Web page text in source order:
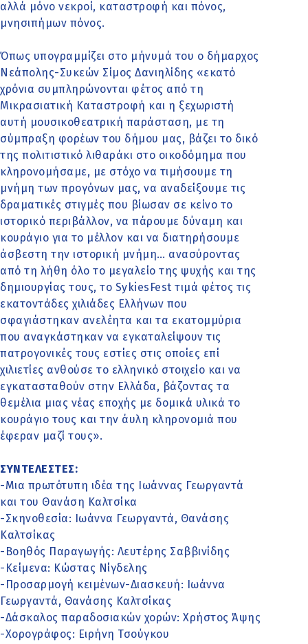
αλλά μόνο νεκροί, καταστροφή και πόνος,
μνησιπήμων πόνος.
Όπως υπογραμμίζει στο μήνυμά του ο δήμαρχος
Νεάπολης-Συκεών Σίμος Δανιηλίδης «εκατό
χρόνια συμπληρώνονται φέτος από τη
Μικρασιατική Καταστροφή και η ξεχωριστή
αυτή μουσικοθεατρική παράσταση, με τη
σύμπραξη φορέων του δήμου μας, βάζει το δικό
της πολιτιστικό λιθαράκι στο οικοδόμημα που
κληρονομήσαμε, με στόχο να τιμήσουμε τη
μνήμη των προγόνων μας, να αναδείξουμε τις
δραματικές στιγμές που βίωσαν σε κείνο το
ιστορικό περιβάλλον, να πάρουμε δύναμη και
κουράγιο για το μέλλον και να διατηρήσουμε
άσβεστη την ιστορική μνήμη… ανασύροντας
από τη λήθη όλο το μεγαλείο της ψυχής και της
δημιουργίας τους, το SykiesFest τιμά φέτος τις
εκατοντάδες χιλιάδες Ελλήνων που
σφαγιάστηκαν ανελέητα και τα εκατομμύρια
που αναγκάστηκαν να εγκαταλείψουν τις
πατρογονικές τους εστίες στις οποίες επί
χιλιετίες ανθούσε το ελληνικό στοιχείο και να
εγκατασταθούν στην Ελλάδα, βάζοντας τα
θεμέλια μιας νέας εποχής με δομικά υλικά το
κουράγιο τους και την άυλη κληρονομιά που
έφεραν μαζί τους».
ΣΥΝΤΕΛΕΣΤΕΣ:
-Μια πρωτότυπη ιδέα της Ιωάννας Γεωργαντά
και του Θανάση Καλτσίκα
-Σκηνοθεσία: Ιωάννα Γεωργαντά, Θανάσης
Καλτσίκας
-Βοηθός Παραγωγής: Λευτέρης Σαββινίδης
-Κείμενα: Κώστας Νίγδελης
-Προσαρμογή κειμένων-Διασκευή: Ιωάννα
Γεωργαντά, Θανάσης Καλτσίκας
-Δάσκαλος παραδοσιακών χορών: Χρήστος Άψης
-Χορογράφος: Ειρήνη Τσούγκου